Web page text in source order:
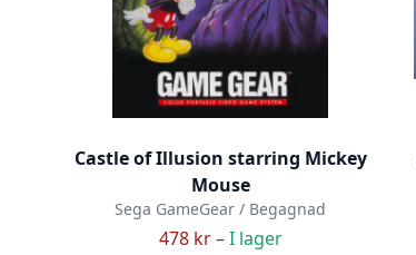
Castle of Illusion starring Mickey
Mouse
Sega GameGear / Begagnad
478 kr –I lager